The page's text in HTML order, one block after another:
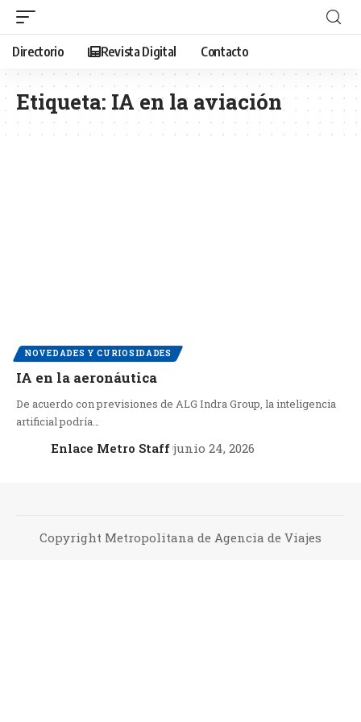
Directorio Revista Digital Contacto
Etiqueta: IA en la aviación
NOVEDADES Y CURIOSIDADES
IA en la aeronáutica
De acuerdo con previsiones de ALG Indra Group, la inteligencia
artificial podría…
Enlace Metro Staff junio 24, 2026
Copyright Metropolitana de Agencia de Viajes